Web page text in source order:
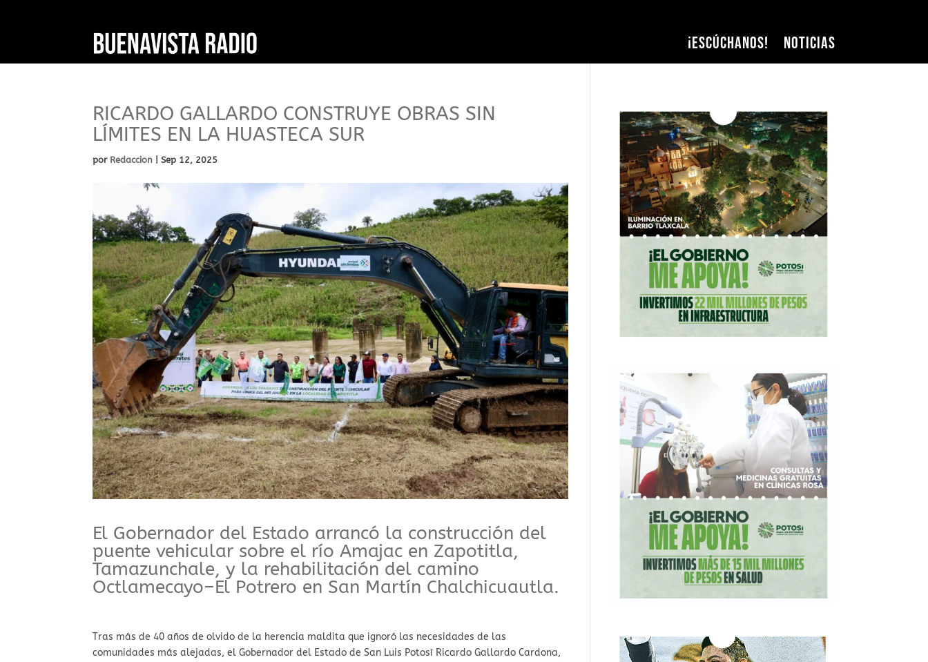
¡Escúchanos! Noticias
RICARDO GALLARDO CONSTRUYE OBRAS SIN
LÍMITES EN LA HUASTECA SUR
por Redaccion |Sep 12, 2025
El Gobernador del Estado arrancó la construcción del
puente vehicular sobre el río Amajac en Zapotitla,
Tamazunchale, y la rehabilitación del camino
Octlamecayo–El Potrero en San Martín Chalchicuautla.
Tras más de 40 años de olvido de la herencia maldita que ignoró las necesidades de las
comunidades más alejadas, el Gobernador del Estado de San Luis Potosí Ricardo Gallardo Cardona,